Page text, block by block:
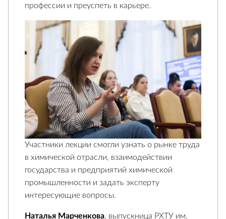
профессии и преуспеть в карьере.
Участники лекции смогли узнать о рынке труда
в химической отрасли, взаимодействии
государства и предприятий химической
промышленности и задать эксперту
интересующие вопросы.
Наталья Марченкова, выпускница РХТУ им.